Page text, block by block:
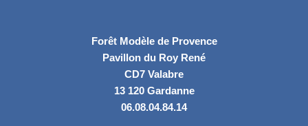
Forêt Modèle de Provence
Pavillon du Roy René
CD7 Valabre
13 120 Gardanne
06.08.04.84.14